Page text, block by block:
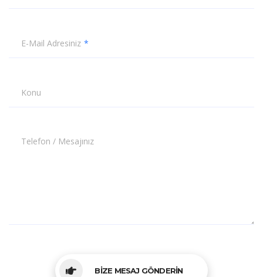
E-Mail Adresiniz
Konu
Telefon / Mesajınız
BİZE MESAJ GÖNDERİN